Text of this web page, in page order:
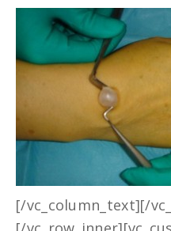
[/vc_column_text][/